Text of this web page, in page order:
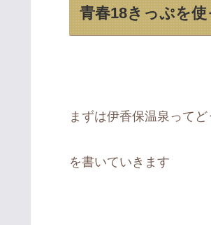
青春18きっぷを
まずは伊香保温泉ってど
を書いていきます